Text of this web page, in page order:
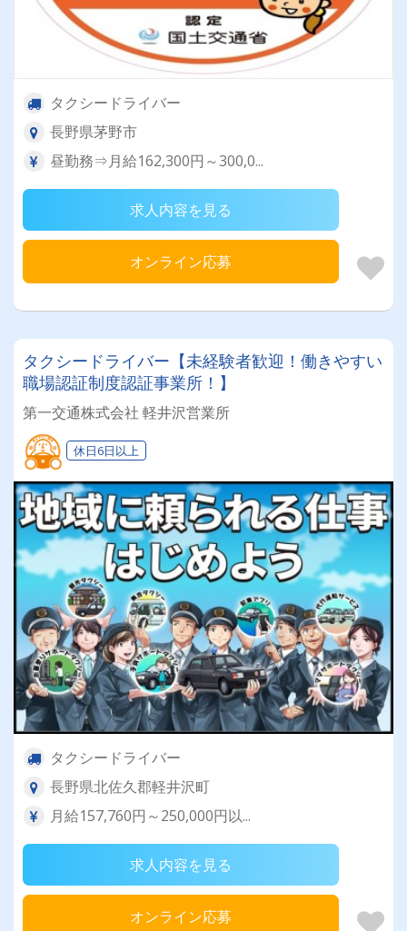
タクシードライバー
長野県茅野市
昼勤務⇒月給162,300円～300,0...
求人内容を見る
オンライン応募
タクシードライバー【未経験者歓迎！働きやすい
職場認証制度認証事業所！】
第一交通株式会社 軽井沢営業所
休日6日以上
タクシードライバー
長野県北佐久郡軽井沢町
月給157,760円～250,000円以...
求人内容を見る
オンライン応募